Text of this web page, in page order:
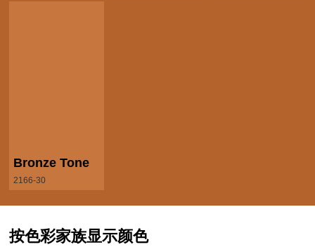
Bronze Tone
2166-30
按色彩家族显示颜色